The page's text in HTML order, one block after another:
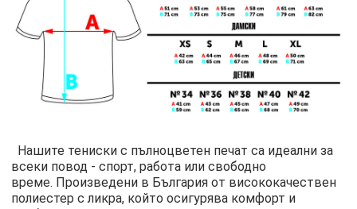
​Нашите тениски с пълноцветен печат са идеални за
всеки повод - спорт, работа или свободно
време. Произведени в България от висококачествен
полиестер с ликра, който осигурява комфорт и